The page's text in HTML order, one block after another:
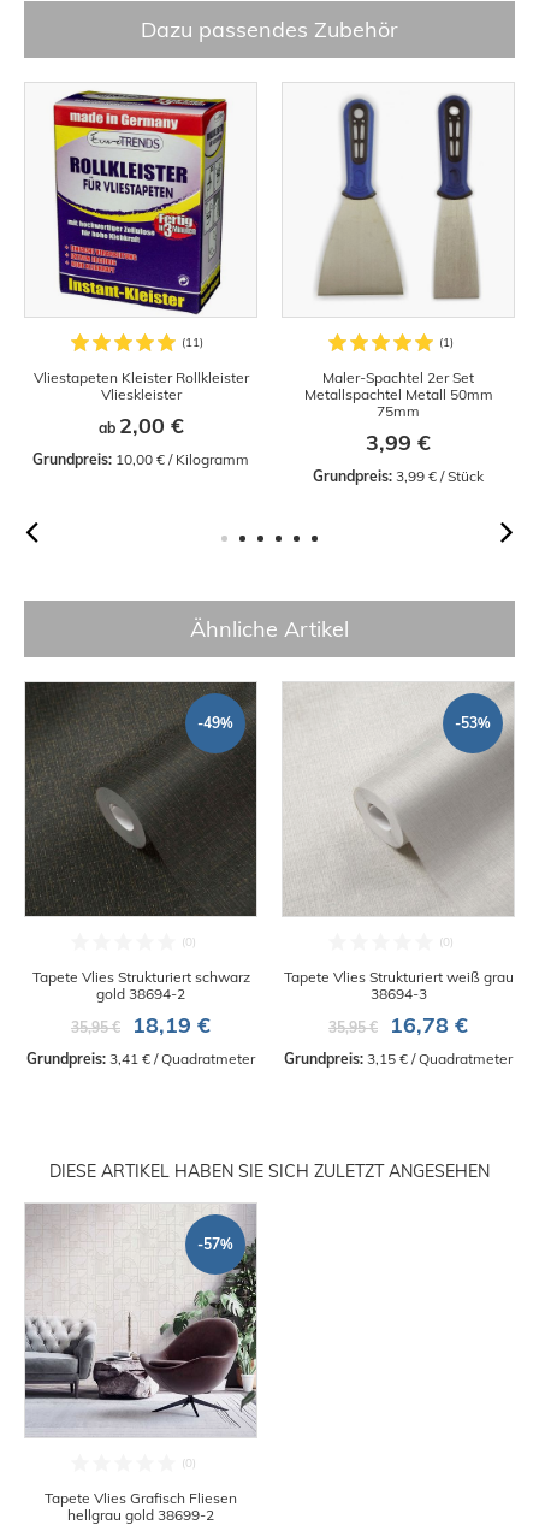
Dazu passendes Zubehör
Vliestapeten Kleister Rollkleister
Vlieskleister
ab 2,00 €
Grundpreis: 10,00 € / Kilogramm
Maler-Spachtel 2er Set
Metallspachtel Metall 50mm
75mm
3,99 €
Grundpreis: 3,99 € / Stück
Ähnliche Artikel
-49%
Tapete Vlies Strukturiert schwarz
gold 38694-2
35,95 €
18,19 €
Grundpreis: 3,41 € / Quadratmeter
-53%
Tapete Vlies Strukturiert weiß grau
38694-3
35,95 €
16,78 €
Grundpreis: 3,15 € / Quadratmeter
DIESE ARTIKEL HABEN SIE SICH ZULETZT ANGESEHEN
-57%
Tapete Vlies Grafisch Fliesen
hellgrau gold 38699-2